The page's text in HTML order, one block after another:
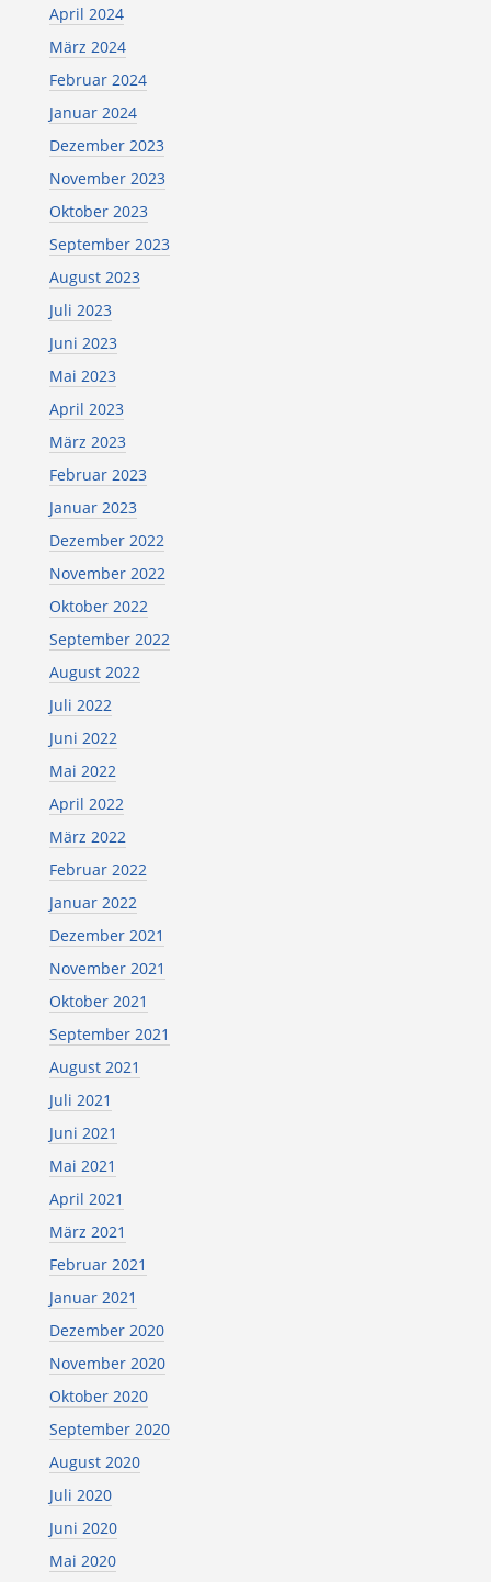
April 2024
März 2024
Februar 2024
Januar 2024
Dezember 2023
November 2023
Oktober 2023
September 2023
August 2023
Juli 2023
Juni 2023
Mai 2023
April 2023
März 2023
Februar 2023
Januar 2023
Dezember 2022
November 2022
Oktober 2022
September 2022
August 2022
Juli 2022
Juni 2022
Mai 2022
April 2022
März 2022
Februar 2022
Januar 2022
Dezember 2021
November 2021
Oktober 2021
September 2021
August 2021
Juli 2021
Juni 2021
Mai 2021
April 2021
März 2021
Februar 2021
Januar 2021
Dezember 2020
November 2020
Oktober 2020
September 2020
August 2020
Juli 2020
Juni 2020
Mai 2020